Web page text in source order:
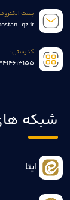
پست
qz.ir
کدپستی:
شبکه
ایتا